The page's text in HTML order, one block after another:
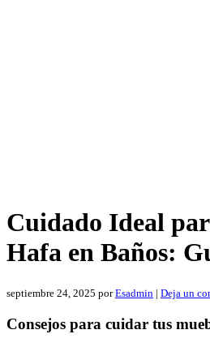
Cuidado Ideal
Hafa en Baños:
septiembre 24, 2025 porEsadmin | Deja un
Consejos para cuidar tus